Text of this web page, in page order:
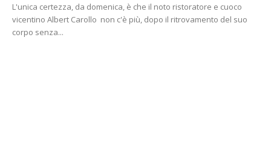
L'unica certezza, da domenica, è che il noto ristoratore e cuoco
vicentino Albert Carollo non c'è più, dopo il ritrovamento del suo
corpo senza...